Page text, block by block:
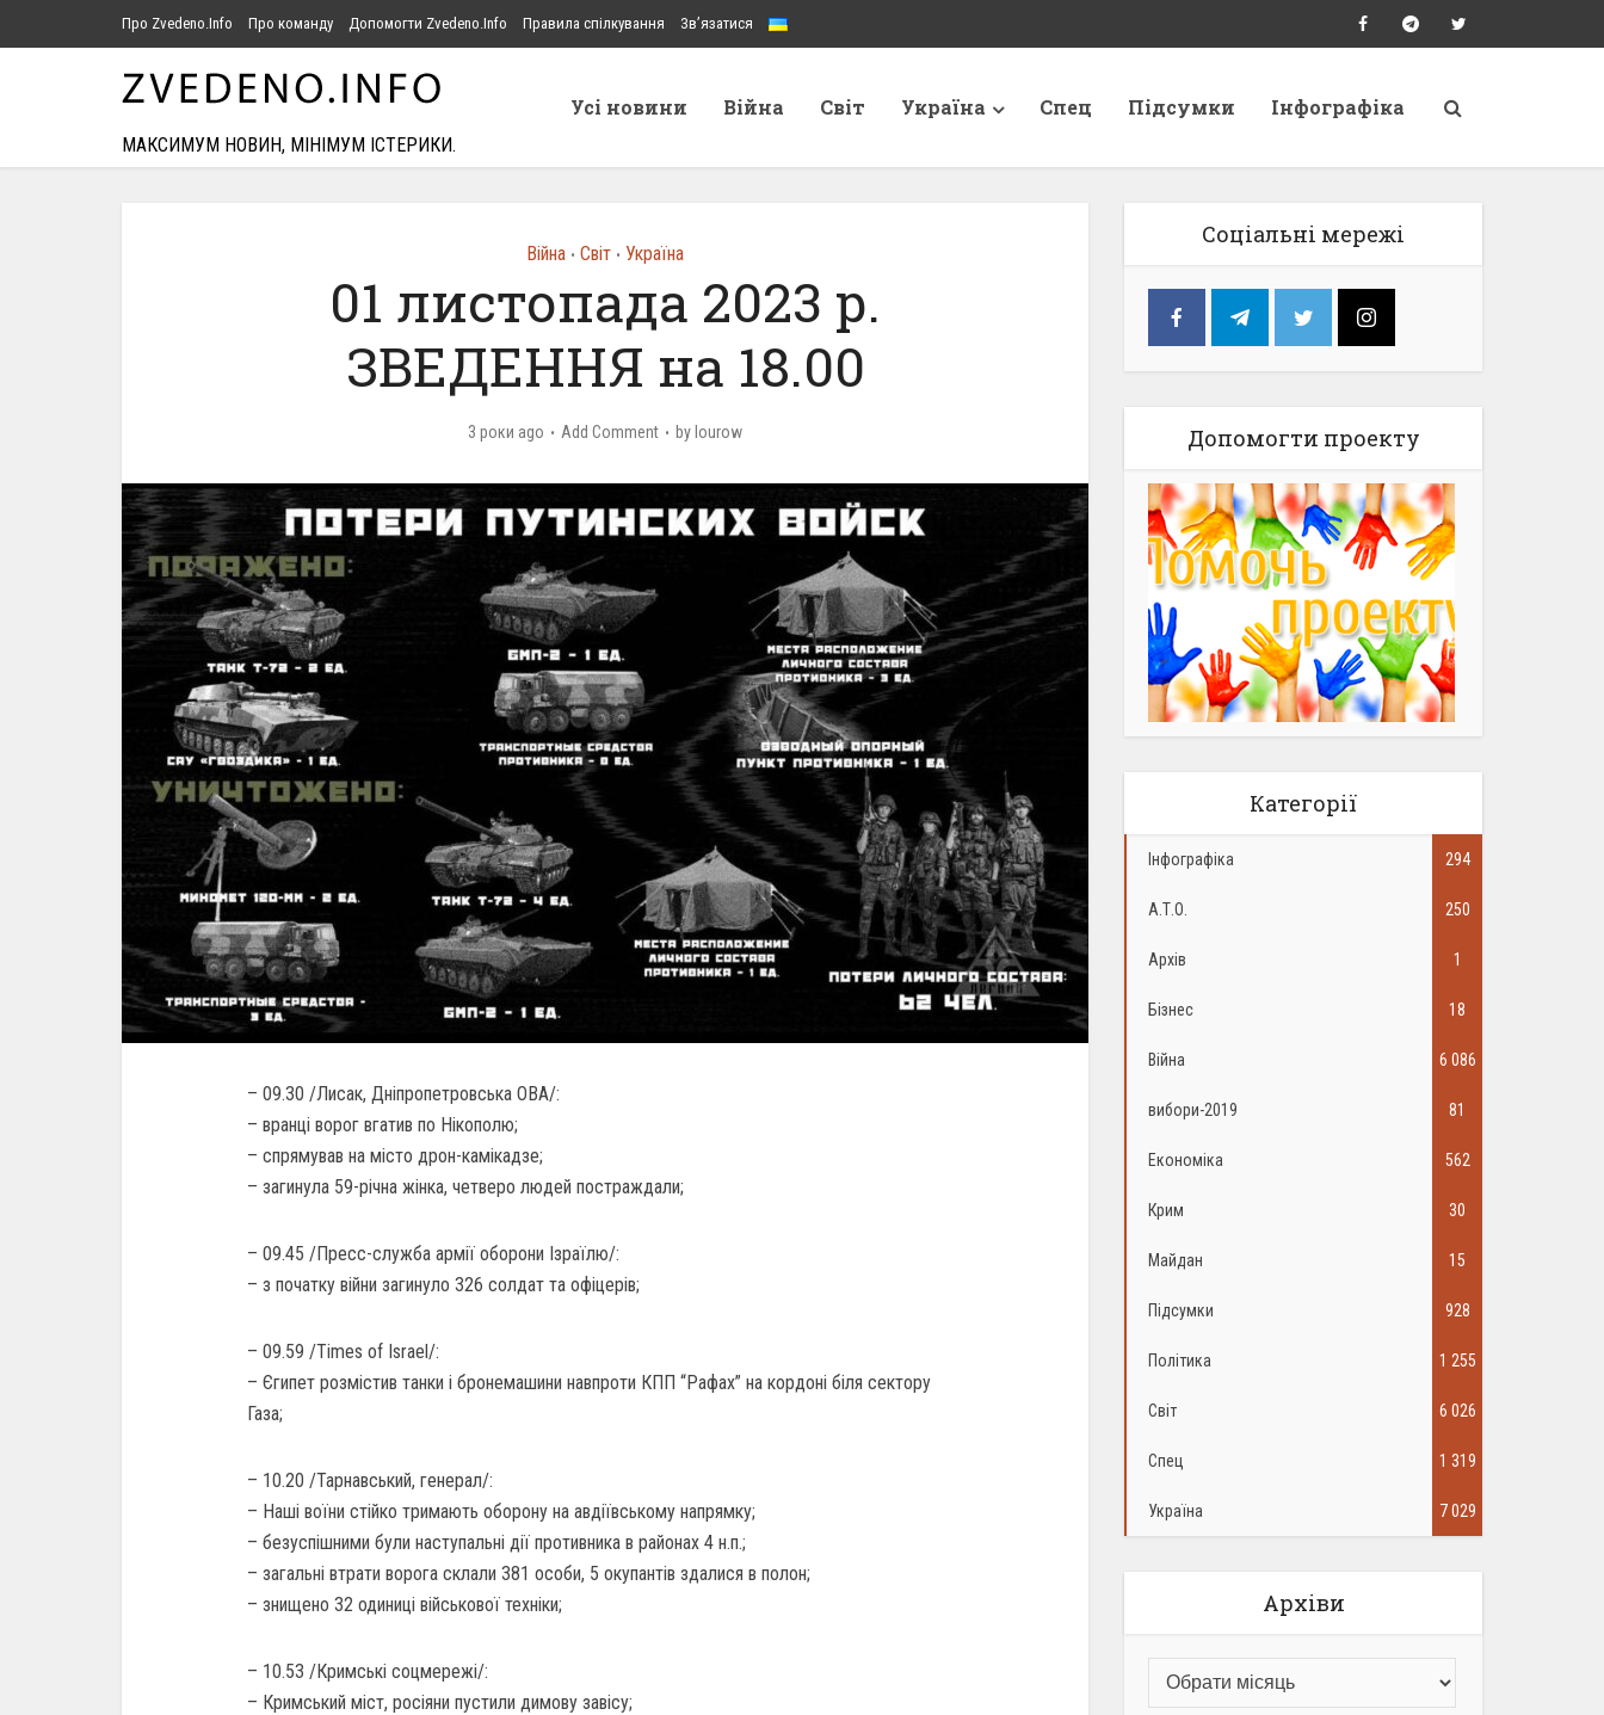
Про Zvedeno.Info Про команду Допомогти Zvedeno.Info Правила спілкування Зв’язатися
МАКСИМУМ НОВИН, МІНІМУМ ІСТЕРИКИ.
Усі новини Війна Світ Україна Спец Підсумки Інфографіка
Війна • Світ • Україна
01 листопада 2023 р.
ЗВЕДЕННЯ на 18.00
3 роки ago Add Comment by lourow
– 09.30 /Лисак, Дніпропетровська ОВА/:
– вранці ворог вгатив по Нікополю;
– спрямував на місто дрон-камікадзе;
– загинула 59-річна жінка, четверо людей постраждали;
– 09.45 /Пресс-служба армії оборони Ізраїлю/:
– з початку війни загинуло 326 солдат та офіцерів;
– 09.59 /Times of Israel/:
– Єгипет розмістив танки і бронемашини навпроти КПП “Рафах” на кордоні біля сектору
Газа;
– 10.20 /Тарнавський, генерал/:
– Наші воїни стійко тримають оборону на авдіївському напрямку;
– безуспішними були наступальні дії противника в районах 4 н.п.;
– загальні втрати ворога склали 381 особи, 5 окупантів здалися в полон;
– знищено 32 одиниці військової техніки;
– 10.53 /Кримські соцмережі/:
– Кримський міст, росіяни пустили димову завісу;
Соціальні мережі
Допомогти проекту
Категорії
Інфографіка 294
А.Т.О. 250
Архів 1
Бізнес 18
Війна 6 086
вибори-2019 81
Економіка 562
Крим 30
Майдан 15
Підсумки 928
Політика 1 255
Світ 6 026
Спец 1 319
Україна 7 029
Архіви